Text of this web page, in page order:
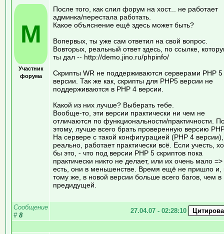
M
Участник
форума
После того, как слил форум на хост... не работает
админка/перестала работать.
Какое объяснение ещё здесь может быть?
Вопервых, ты уже сам ответил на свой вопрос.
Вовторых, реальный ответ здесь, по ссылке,
ты дал -- http://demo.jino.ru/phpinfo/
Скрипты WR не поддерживаются серверами PHP 5
версии. Так же как, скрипты для PHP5 версии не
поддерживаются в PHP 4 версии.
Какой из них лучше? Выберать тебе.
Вообще-то, эти версии практически ни чем не
отличаются по функциональности/практичности.
этому, лучше всего брать проверенную версию
На сервере с такой конфигурацией (PHP 4 версии),
реально, работает практически всё. Если учесть,
бы это, - что под версии PHP 5 скриптов пока
практически никто не делает, или их очень мало =>
есть, они в меньшенстве. Время ещё не пришло и,
тому же, в новой версии больше всего багов, чем в
предидущей.
Сообщение
# 8
27.04.07 - 02:28:10